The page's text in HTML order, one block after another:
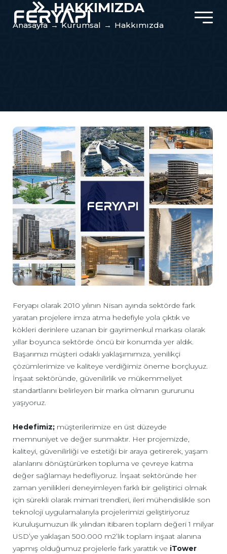
HAKKIMIZDA
Anasayfa → Kurumsal → Hakkımızda
Feryapı olarak 2010 yılının Nisan ayında sektörde fark
yaratan projelere imza atma hedefiyle yola çıktık ve
kökleri derinlere uzanan bir gayrimenkul markası olarak
yıllar boyunca sektörde öncü bir konumda yer aldık.
Başarımızı müşteri odaklı yaklaşımımıza, yenilikçi
çözümlerimize ve kaliteye verdiğimiz öneme borçluyuz.
İnşaat sektöründe, güvenilirlik ve mükemmeliyet
standartlarını belirleyen bir marka olmanın gururunu
yaşıyoruz.
Hedefimiz; müşterilerimize en üst düzeyde
memnuniyet ve değer sunmaktır. Her projemizde,
kaliteyi, güvenilirliği ve estetiği bir araya getirerek, yaşam
alanlarını dönüştürürken topluma ve çevreye katma
değer sağlamayı hedefliyoruz. İnşaat sektöründe her
zaman yenilikleri deneyimleyen farklı bir geliştirici olmak
için sürekli olarak mimari trendleri, ileri mühendislikle son
teknoloji uygulamalarıyla projelerimizi geliştiriyoruz
Kuruluşumuzun ilk yılından itibaren toplam değeri 1 milyar
USD’ye yaklaşan 500.000 m2’lik toplam inşaat alanına
yapmış olduğumuz projelerle fark yarattık ve iTower